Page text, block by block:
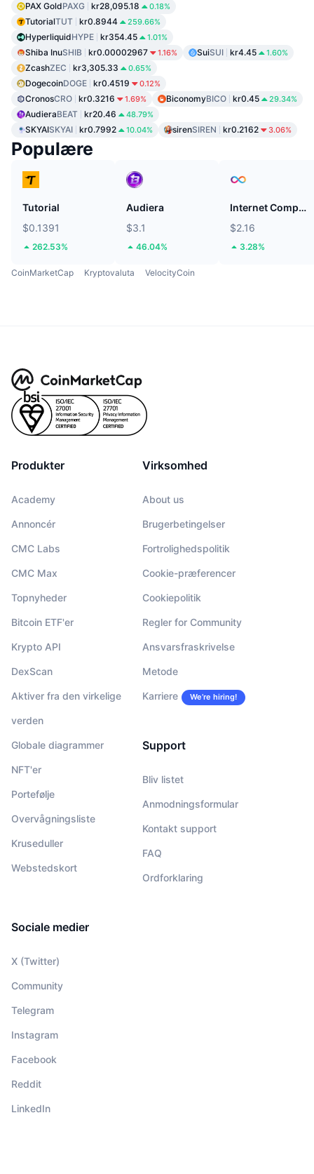
PAX GoldPAXG kr28,095.18 0.18%
TutorialTUT kr0.8944 259.66%
HyperliquidHYPE kr354.45 1.01%
Shiba InuSHIB kr0.00002967 1.16% SuiSUI kr4.45 1.60%
ZcashZEC kr3,305.33 0.65%
DogecoinDOGE kr0.4519 0.12%
CronosCRO kr0.3216 1.69% BiconomyBICO kr0.45 29.34%
AudieraBEAT kr20.46 48.79%
SKYAISKYAI kr0.7992 10.04% sirenSIREN kr0.2162 3.06%
Populære
Tutorial
$0.1391
262.53%
Audiera
$3.1
46.04%
Internet Computer
$2.16
3.28%
CoinMarketCap Kryptovaluta VelocityCoin
Produkter
Academy
Annoncér
CMC Labs
CMC Max
Topnyheder
Bitcoin ETF'er
Krypto API
DexScan
Aktiver fra den virkelige
verden
Globale diagrammer
NFT'er
Portefølje
Overvågningsliste
Kruseduller
Webstedskort
Virksomhed
About us
Brugerbetingelser
Fortrolighedspolitik
Cookie-præferencer
Cookiepolitik
Regler for Community
Ansvarsfraskrivelse
Metode
Karriere We’re hiring!
Support
Bliv listet
Anmodningsformular
Kontakt support
FAQ
Ordforklaring
Sociale medier
X (Twitter)
Community
Telegram
Instagram
Facebook
Reddit
LinkedIn